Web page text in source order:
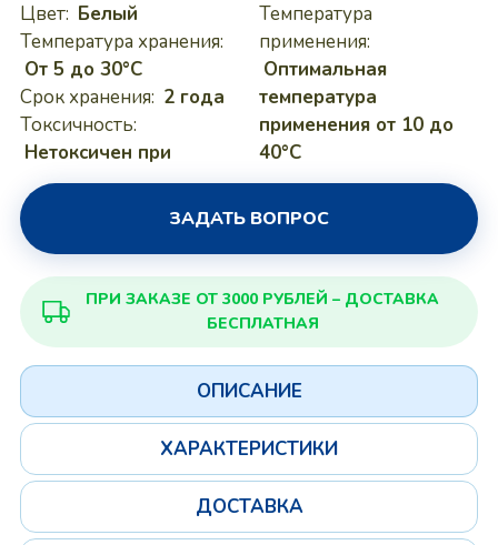
Цвет: Белый
Температура хранения:
От 5 до 30°C
Срок хранения: 2 года
Токсичность:
Нетоксичен при
Температура
применения:
Оптимальная
температура
применения от 10 до
40°C
ЗАДАТЬ ВОПРОС
ПРИ ЗАКАЗЕ ОТ 3000 РУБЛЕЙ – ДОСТАВКА
БЕСПЛАТНАЯ
ОПИСАНИЕ
ХАРАКТЕРИСТИКИ
ДОСТАВКА